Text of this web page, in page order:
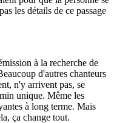
les détails de ce passage
à la recherche de
d'autres chanteurs
n'y arrivent pas, se
unique. Même les
à long terme. Mais
ça change tout.